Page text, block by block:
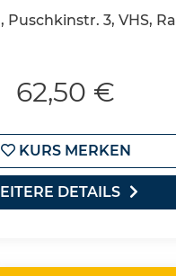
Puschkinstr. 3, VHS,
62,50 €
KURS MERKEN
DETAILS